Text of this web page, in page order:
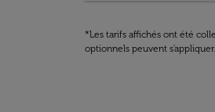
*Les tarifs affichés ont été
optionnels peuvent s'appliquer.